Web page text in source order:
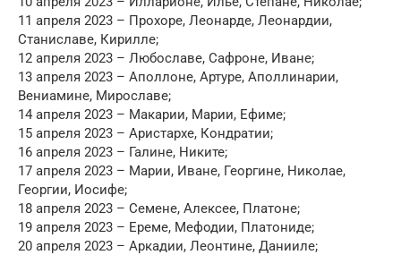
11 апреля 2023 – Прохоре, Леонарде, Леонардии,
Станиславе, Кирилле;
12 апреля 2023 – Любославе, Сафроне, Иване;
13 апреля 2023 – Аполлоне, Артуре, Аполлинарии,
Вениамине, Мирославе;
14 апреля 2023 – Макарии, Марии, Ефиме;
15 апреля 2023 – Аристархе, Кондратии;
16 апреля 2023 – Галине, Никите;
17 апреля 2023 – Марии, Иване, Георгине, Николае,
Георгии, Иосифе;
18 апреля 2023 – Семене, Алексее, Платоне;
19 апреля 2023 – Ереме, Мефодии, Платониде;
20 апреля 2023 – Аркадии, Леонтине, Данииле;